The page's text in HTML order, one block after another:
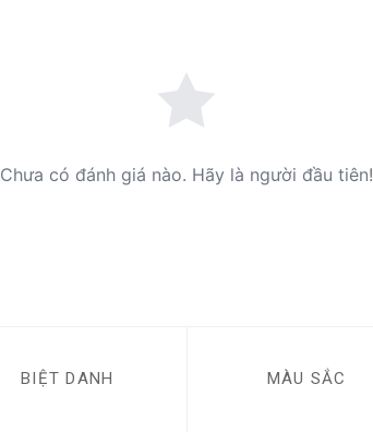
Chưa có đánh giá nào. Hãy là người đầu tiên!
BIỆT DANH MÀU SẮC